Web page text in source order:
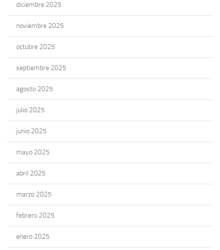
diciembre 2025
noviembre 2025
octubre 2025
septiembre 2025
agosto 2025
julio 2025
junio 2025
mayo 2025
abril 2025
marzo 2025
febrero 2025
enero 2025